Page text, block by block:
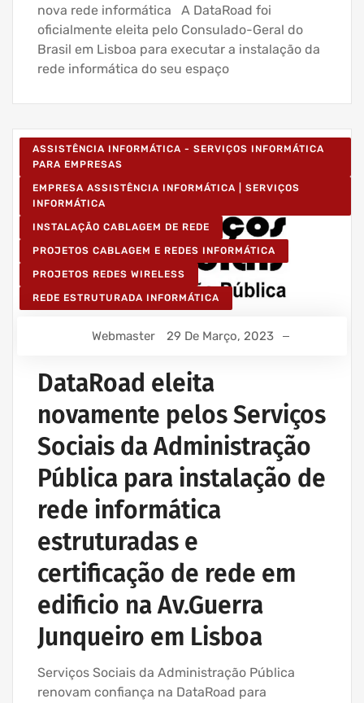
nova rede informática A DataRoad foi
oficialmente eleita pelo Consulado-Geral do
Brasil em Lisboa para executar a instalação da
rede informática do seu espaço
ASSISTÊNCIA INFORMÁTICA - SERVIÇOS INFORMÁTICA
PARA EMPRESAS
EMPRESA ASSISTÊNCIA INFORMÁTICA | SERVIÇOS
INFORMÁTICA
INSTALAÇÃO CABLAGEM DE REDE
PROJETOS CABLAGEM E REDES INFORMÁTICA
PROJETOS REDES WIRELESS
REDE ESTRUTURADA INFORMÁTICA
Webmaster 29 De Março, 2023
DataRoad eleita
novamente pelos Serviços
Sociais da Administração
Pública para instalação de
rede informática
estruturadas e
certificação de rede em
edificio na Av.Guerra
Junqueiro em Lisboa
Serviços Sociais da Administração Pública
renovam confiança na DataRoad para